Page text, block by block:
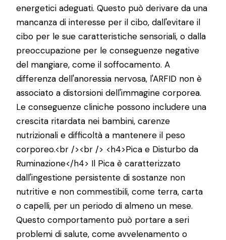
energetici adeguati. Questo può derivare da una
mancanza di interesse per il cibo, dall'evitare il
cibo per le sue caratteristiche sensoriali, o dalla
preoccupazione per le conseguenze negative
del mangiare, come il soffocamento. A
differenza dell'anoressia nervosa, l'ARFID non è
associato a distorsioni dell'immagine corporea.
Le conseguenze cliniche possono includere una
crescita ritardata nei bambini, carenze
nutrizionali e difficoltà a mantenere il peso
corporeo.<br /><br /> <h4>Pica e Disturbo da
Ruminazione</h4> Il Pica è caratterizzato
dall'ingestione persistente di sostanze non
nutritive e non commestibili, come terra, carta
o capelli, per un periodo di almeno un mese.
Questo comportamento può portare a seri
problemi di salute, come avvelenamento o